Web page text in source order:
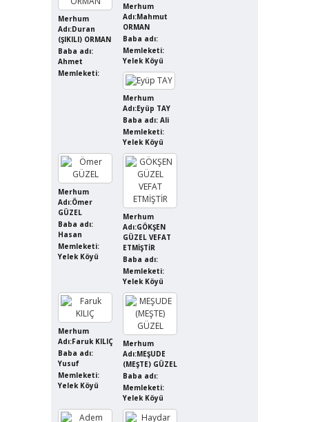
Merhum
Adı:Duran
(ŞIKILI) ORMAN
Baba adı:
Ahmet
Memleketi:
Merhum
Adı:Mahmut
ORMAN
Baba adı:
Memleketi:
Yelek Köyü
Merhum
Adı:Eyüp TAY
Baba adı: Ali
Memleketi:
Yelek Köyü
Merhum
Adı:Ömer
GÜZEL
Baba adı:
Hasan
Memleketi:
Yelek Köyü
Merhum
Adı:GÖKŞEN
GÜZEL VEFAT
ETMİŞTİR
Baba adı:
Memleketi:
Yelek Köyü
Merhum
Adı:Faruk KILIÇ
Baba adı:
Yusuf
Memleketi:
Yelek Köyü
Merhum
Adı:MEŞUDE
(MEŞTE) GÜZEL
Baba adı:
Memleketi:
Yelek Köyü